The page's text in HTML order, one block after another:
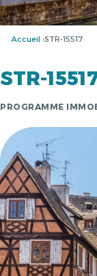
Accueil STR-15517
STR-
PROGRAMME